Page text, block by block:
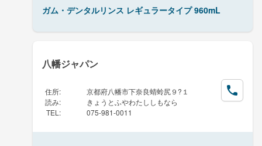
ガム・デンタルリンス レギュラータイプ 960mL
八幡ジャパン
住所:
京都府八幡市下奈良蜻蛉尻９?１
読み:
きょうとふやわたししもなら
TEL : 075-981-0011